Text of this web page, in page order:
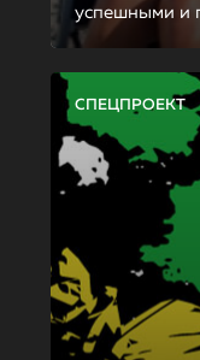
успешными и
СПЕЦПРОЕКТ